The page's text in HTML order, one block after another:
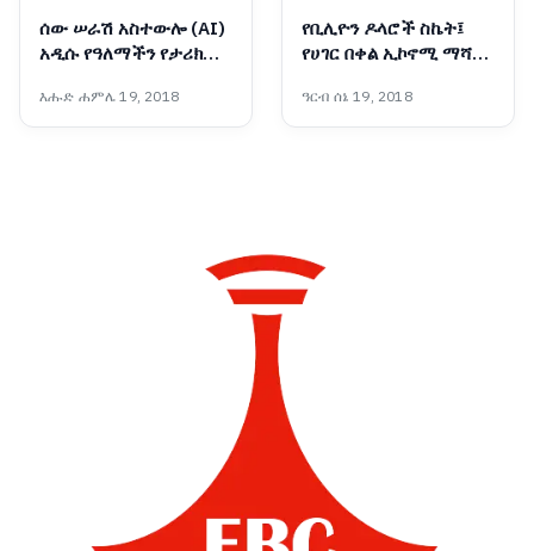
ሰው ሠራሽ አስተውሎ (AI)
አዲሱ የዓለማችን የታሪክ
የኢትዮጵያችን ብሩህ ተስፋ
እሑድ ሐምሌ 19, 2018
የቢሊዮን ዶላሮች ስኬት፤
የሀገር በቀል ኢኮኖሚ ማሻሻያ
ዓርብ ሰኔ 19, 2018